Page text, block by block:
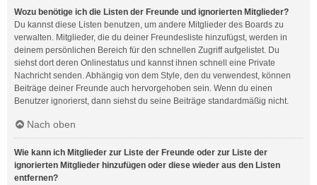
Wozu benötige ich die Listen der Freunde und ignorierten Mitglieder?
Du kannst diese Listen benutzen, um andere Mitglieder des Boards zu
verwalten. Mitglieder, die du deiner Freundesliste hinzufügst, werden in
deinem persönlichen Bereich für den schnellen Zugriff aufgelistet. Du
siehst dort deren Onlinestatus und kannst ihnen schnell eine Private
Nachricht senden. Abhängig von dem Style, den du verwendest, können
Beiträge deiner Freunde auch hervorgehoben sein. Wenn du einen
Benutzer ignorierst, dann siehst du seine Beiträge standardmäßig nicht.
Nach oben
Wie kann ich Mitglieder zur Liste der Freunde oder zur Liste der
ignorierten Mitglieder hinzufügen oder diese wieder aus den Listen
entfernen?